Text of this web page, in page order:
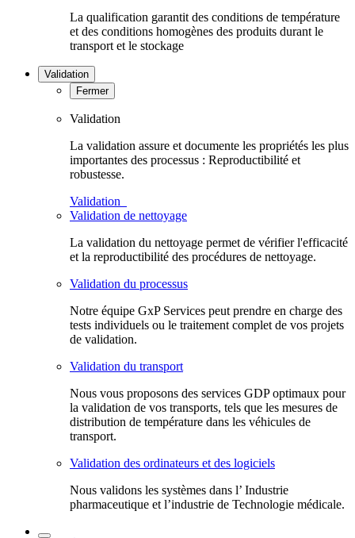
La qualification garantit des conditions de température
et des conditions homogènes des produits durant le
transport et le stockage
Validation
Fermer
Validation
La validation assure et documente les propriétés les plus
importantes des processus : Reproductibilité et
robustesse.
Validation
Validation de nettoyage
La validation du nettoyage permet de vérifier l'efficacité
et la reproductibilité des procédures de nettoyage.
Validation du processus
Notre équipe GxP Services peut prendre en charge des
tests individuels ou le traitement complet de vos projets
de validation.
Validation du transport
Nous vous proposons des services GDP optimaux pour
la validation de vos transports, tels que les mesures de
distribution de température dans les véhicules de
transport.
Validation des ordinateurs et des logiciels
Nous validons les systèmes dans l’ Industrie
pharmaceutique et l’industrie de Technologie médicale.